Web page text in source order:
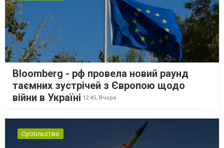
Bloomberg - рф провела новий раунд
таємних зустрічей з Європою щодо
війни в Україні 12:45, Вчора
Суспільство